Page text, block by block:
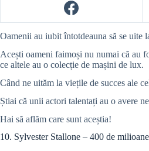
Oamenii au iubit întotdeauna să se uite
Acești oameni faimoși nu numai că au
ce altele au o colecție de mașini de lux.
Când ne uităm la viețile de succes ale
Știai că unii actori talentați au o avere
Hai să aflăm care sunt aceștia!
10. Sylvester Stallone – 400 de